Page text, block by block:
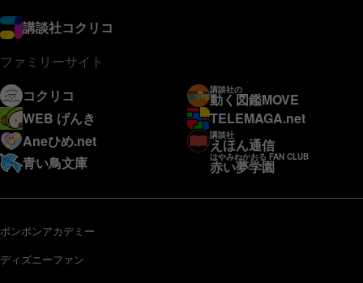
講談社コクリコ
ファミリーサイト
コクリコ
講談社の
動く図鑑MOVE
WEB げんき
TELEMAGA.net
Aneひめ.net
講談社
えほん通信
青い鳥文庫
はやみねかおる FAN CLUB
赤い夢学園
ボンボンアカデミー
ディズニーファン